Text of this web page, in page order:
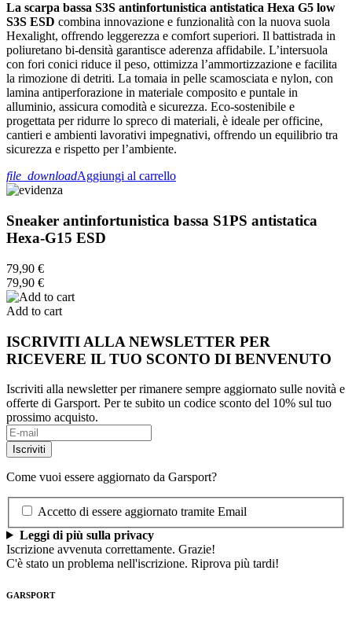
La scarpa bassa S3S antinfortunistica antistatica Hexa G5 low
S3S ESD combina innovazione e funzionalità con la nuova suola
Hexalight, offrendo leggerezza e comfort superiori. Il battistrada in
poliuretano bi-densità garantisce aderenza affidabile. L’intersuola
con fori conici riduce il peso, ottimizza l’ammortizzazione e facilita
la rimozione di detriti. La tomaia in pelle scamosciata e nylon, con
lamina antiperforazione in materiale composito e puntale in
alluminio, assicura comodità e sicurezza. Eco-sostenibile e
progettata per ridurre lo spreco di materiali, è ideale per officine,
cantieri e ambienti lavorativi impegnativi, offrendo un equilibrio tra
sicurezza e rispetto per l’ambiente.
file_downloadAggiungi al carrello
Sneaker antinfortunistica bassa S1PS antistatica
Hexa-G15 ESD
79,90 €
79,90 €
Add to cart
ISCRIVITI ALLA NEWSLETTER PER
RICEVERE IL TUO SCONTO DI BENVENUTO
Iscriviti alla newsletter per rimanere sempre aggiornato sulle novità e
offerte di Garsport. Per te subito un codice sconto del 10% sul tuo
prossimo acquisto.
Come vuoi essere aggiornato da Garsport?
Accetto di essere aggiornato tramite Email
Leggi di più sulla privacy
Iscrizione avvenuta correttamente. Grazie!
C'è stato un problema nell'iscrizione. Riprova più tardi!
GARSPORT